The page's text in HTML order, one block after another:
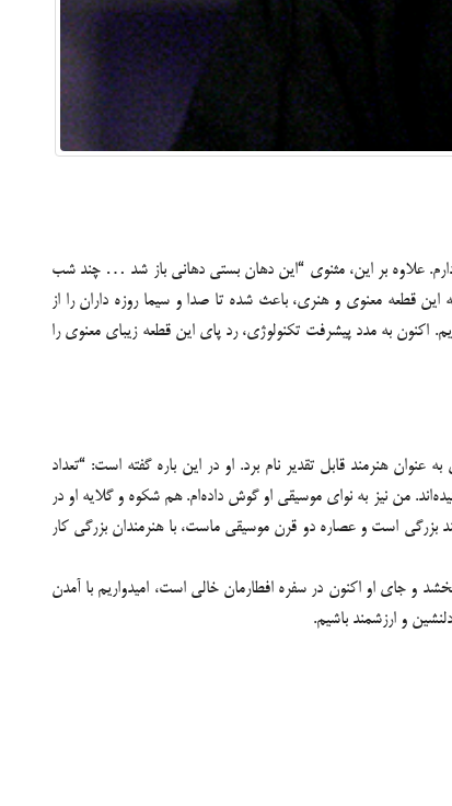
خاطرات بی شماری دارم. علاوه بر این، مثنوی “این دهان بستی دهانی باز شد … چ‍‍ند شب
قطعه معنوی و هنری، باعث شده تا صدا و سیما روزه داران را از
اکنون به مدد پیشرفت تکنولوژی، رد پای این قطعه زیبای معنوی را
هنرمند قابل تقدیر نام برد. او در این باره گفته است: “تعداد
من نیز به نوای موسیقی او گوش داده‌ام. هم شکوه و گلایه او در
بزرگی است و عصاره دو قرن موسیقی ماست، با هنرمندان بزرگی کار
و جای او اکنون در سفره افطارمان خالی است، امیدواریم با آمدن
و ارزشمند باشیم.